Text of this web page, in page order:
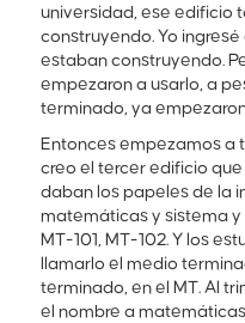
universidad, ese edificio
construyendo. Yo
estaban construyendo.
empezaron a usarlo, a
terminado, ya
Entonces empezamos a
creo el tercer edificio
daban los papeles de la
matemáticas y sistema y
MT-101, MT-102. Y los
llamarlo el medio
terminado, en el MT. Al
el nombre a